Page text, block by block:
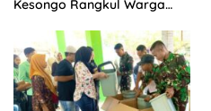
Kesongo Rangkul Warga
Bojonegoro